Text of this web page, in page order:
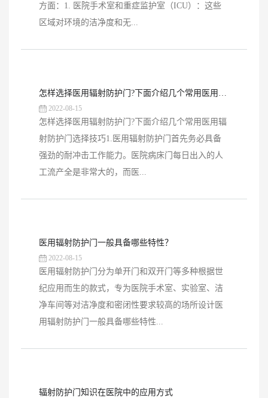
方面：1. 医院手术室和重症监护室（ICU）：这些
区域对环境的洁净度和无...
2022-08-15
怎样选择医用辐射防护门?下面介绍几个常用医用辐
射防护门选择技巧1.医用辐射防护门首先务必具备
强劲的耐冲击工作能力。医院病床门每日出入的人
工流产全是非常大的，而医...
医用辐射防护门一般具备哪些特性？
2022-08-15
医用辐射防护门分为单开门和双开门等多种根据世
纪应用而生的款式，专为医院手术室、实验室、洁
净车间等对洁净度和密闭性要求较高的场所设计医
用辐射防护门一般具备哪些特性...
辐射防护门知识在医院中的应用方式